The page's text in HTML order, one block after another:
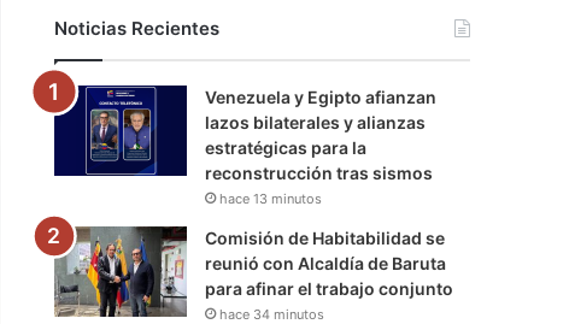
o
k
r
e
r
a
m
a
m
Noticias Recientes
Venezuela y Egipto afianzan
lazos bilaterales y alianzas
estratégicas para la
reconstrucción tras sismos
hace 13 minutos
Comisión de Habitabilidad se
reunió con Alcaldía de Baruta
para afinar el trabajo conjunto
hace 34 minutos